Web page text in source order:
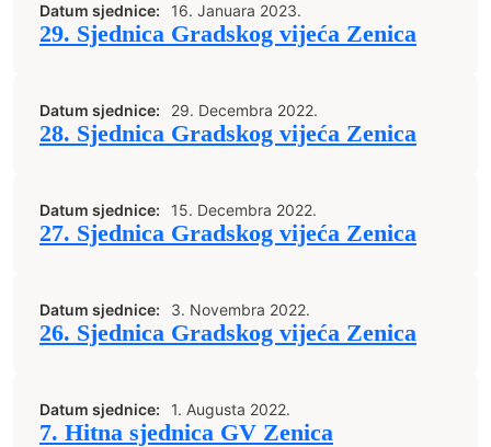
Datum sjednice: 16. Januara 2023.
29. Sjednica Gradskog vijeća Zenica
Datum sjednice: 29. Decembra 2022.
28. Sjednica Gradskog vijeća Zenica
Datum sjednice: 15. Decembra 2022.
27. Sjednica Gradskog vijeća Zenica
Datum sjednice: 3. Novembra 2022.
26. Sjednica Gradskog vijeća Zenica
Datum sjednice: 1. Augusta 2022.
7. Hitna sjednica GV Zenica